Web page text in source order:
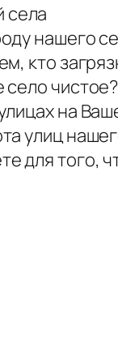
села
нашего
кто
на
улиц
для того,